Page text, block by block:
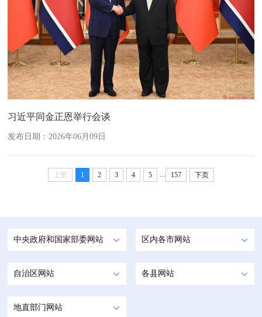
习近平同金正恩举行会谈
发布日期：2026年06月09日
上页 1 2 3 4 5 ... 157 下页
中央政府和国家部委网站 区内各市网站
自治区网站 各县网站
地直部门网站